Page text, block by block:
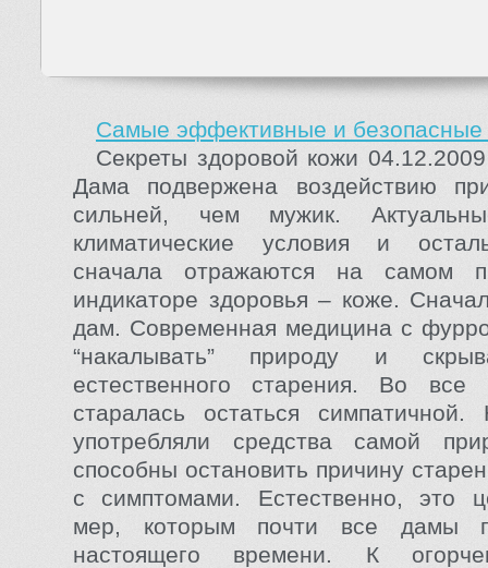
Самые эффективные и безопасные
Секреты здоровой кожи
Дама подвержена воздействию
сильней, чем мужик.
климатические условия и
сначала отражаются на самом
индикаторе здоровья – коже.
дам. Современная медицина с
“накалывать” природу и
естественного старения. Во
старалась остаться
употребляли средства самой
способны остановить причину
с симптомами. Естественно, это
мер, которым почти все дамы
настоящего времени. К